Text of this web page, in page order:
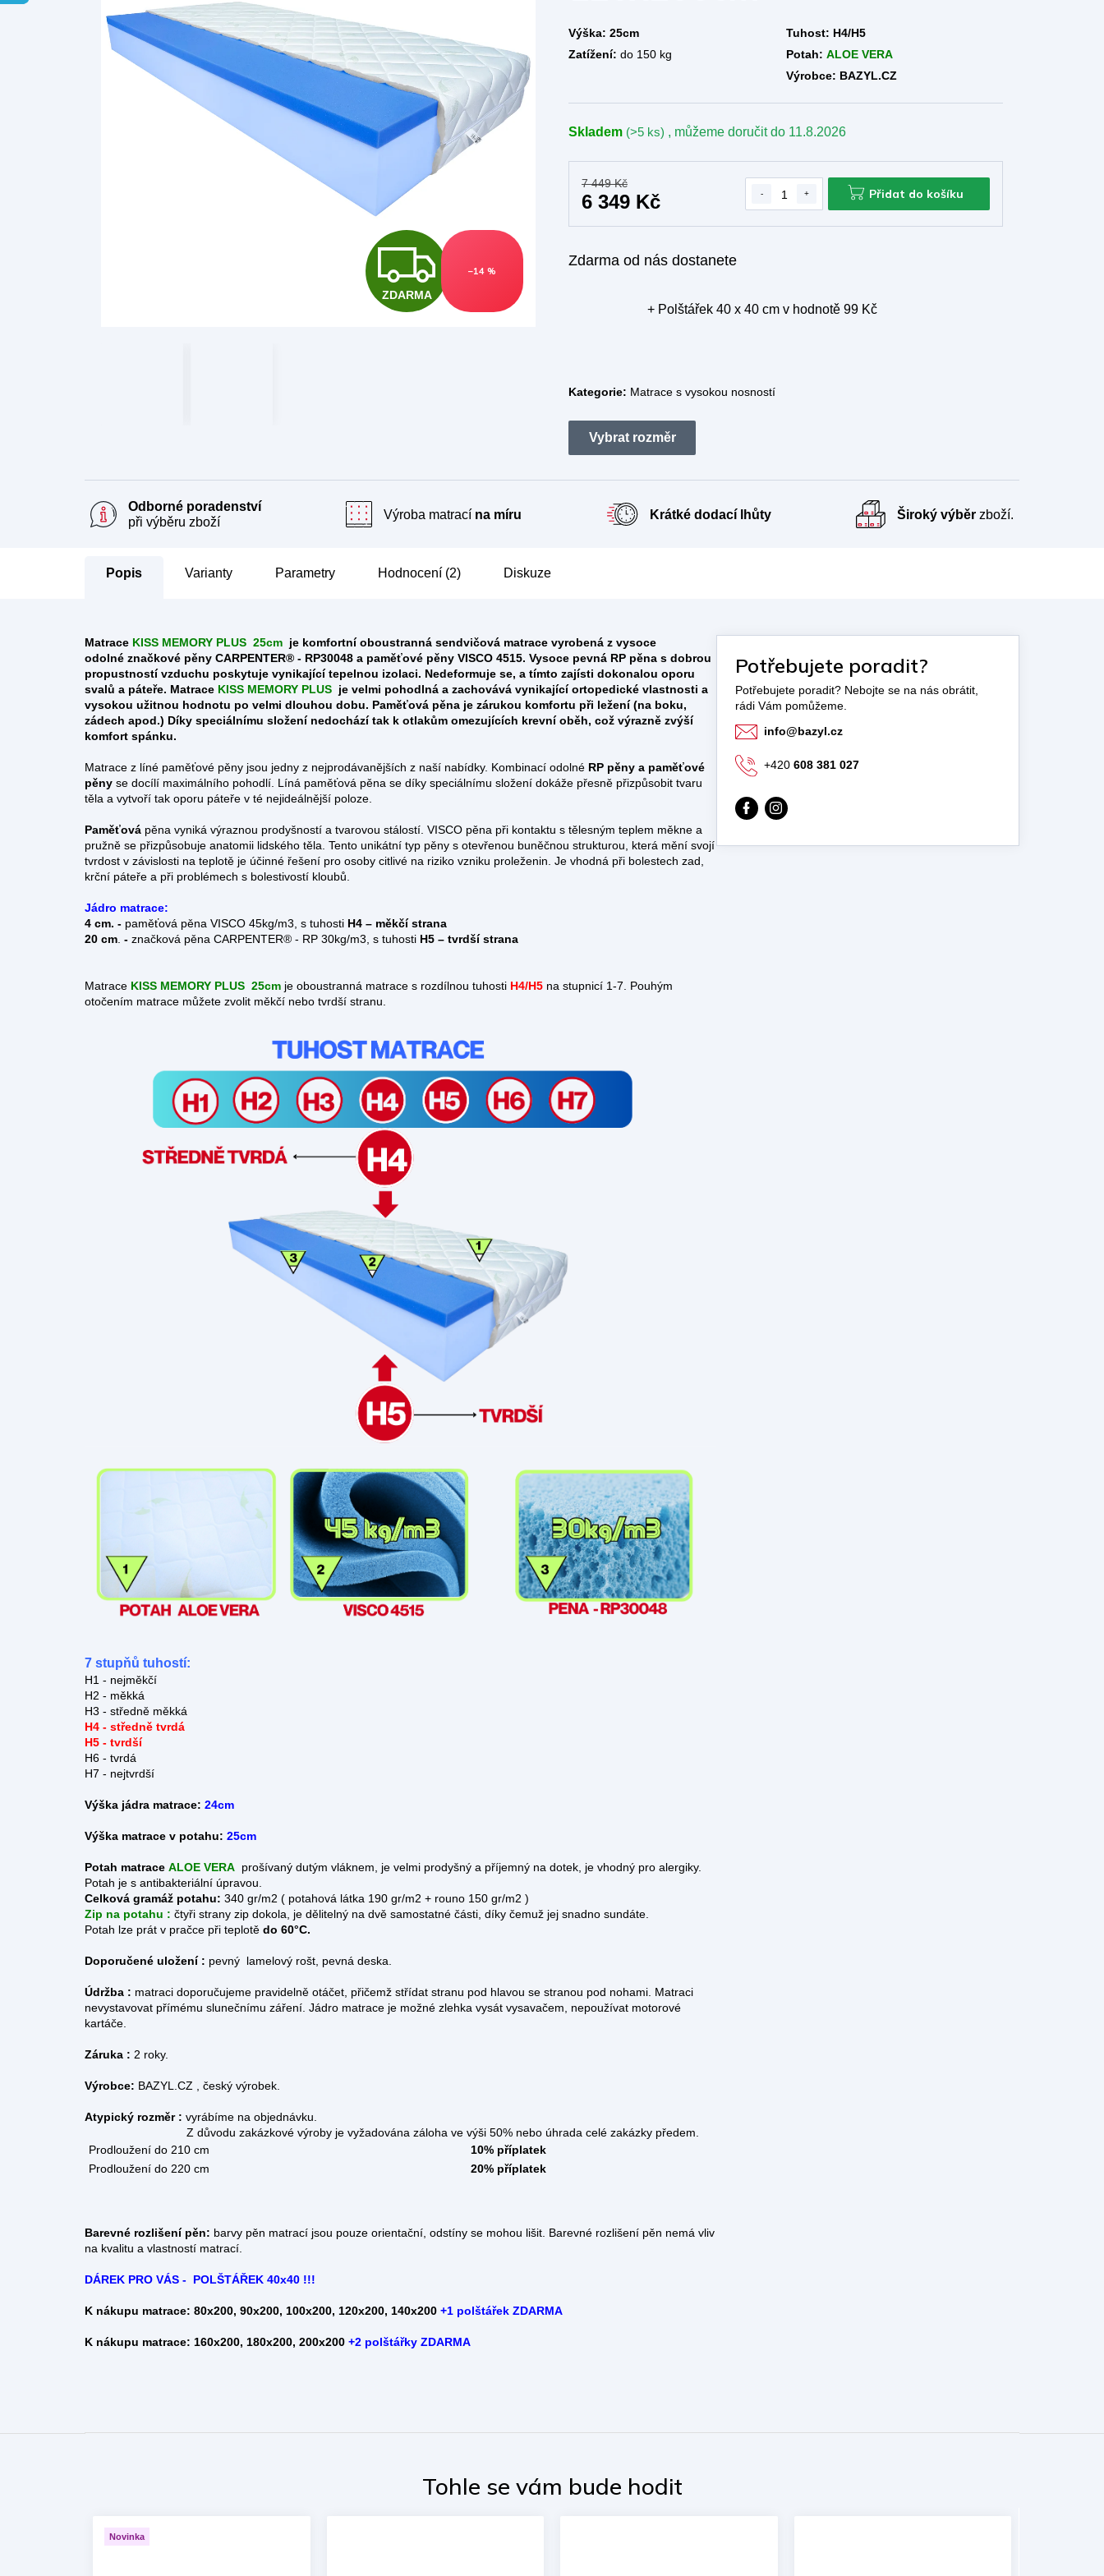
Z
D
M
A
ZDARMA
–14 %
Skladem (>5 ks) , můžeme doručit do 11.8.2026
Zdarma od nás dostanete
+ Polštářek 40 x 40 cm v hodnotě 99 Kč
Výška: 25cm Tuhost: H4/H5
Zatížení: do 150 kg Potah: ALOE VERA
Výrobce: BAZYL.CZ
Kategorie: Matrace s vysokou nosností
7 449 Kč
6 349 Kč Přidat do košíku
Odborné poradenství
při výběru zboží
Výroba matrací na míru Krátké dodací lhůty Široký výběrzboží.
Novinka
Popis Parametry Hodnocení (2) Diskuze
Matrace KISS MEMORY PLUS 25cm je komfortní oboustranná sendvičová matrace vyrobená z vysoce
odolné značkové pěny CARPENTER® - RP30048 a paměťové pěny VISCO 4515. Vysoce pevná RP pěna s dobrou
propustností vzduchu poskytuje vynikající tepelnou izolaci. Nedeformuje se, a tímto zajísti dokonalou oporu
svalů a páteře. Matrace KISS MEMORY PLUS je velmi pohodlná a zachovává vynikající ortopedické vlastnosti a
vysokou užitnou hodnotu po velmi dlouhou dobu. Paměťová pěna je zárukou komfortu při ležení (na boku,
zádech apod.) Díky speciálnímu složení nedochází tak k otlakům omezujících krevní oběh, což výrazně zvýší
komfort spánku.
Matrace z líné paměťové pěny jsou jedny z nejprodávanějších z naší nabídky. Kombinací odolné RP pěny a paměťové
pěny se docílí maximálního pohodlí. Líná paměťová pěna se díky speciálnímu složení dokáže přesně přizpůsobit tvaru
těla a vytvoří tak oporu páteře v té nejideálnější poloze.
Paměťová pěna vyniká výraznou prodyšností a tvarovou stálostí. VISCO pěna při kontaktu s tělesným teplem měkne a
pružně se přizpůsobuje anatomii lidského těla. Tento unikátní typ pěny s otevřenou buněčnou strukturou, která mění svojí
tvrdost v závislosti na teplotě je účinné řešení pro osoby citlivé na riziko vzniku proleženin. Je vhodná při bolestech zad,
krční páteře a při problémech s bolestivostí kloubů.
Jádro matrace:
4 cm. - paměťová pěna VISCO 45kg/m3, s tuhosti H4 – měkčí strana
20 cm - značková pěna CARPENTER® - RP 30kg/m3, s tuhosti H5 – tvrdší strana
Matrace KISS MEMORY PLUS 25cm je oboustranná matrace s rozdílnou tuhosti H4/H5 na stupnicí 1-7. Pouhým
otočením matrace můžete zvolit měkčí nebo tvrdší stranu.
7 stupňů tuhostí:
H1 - nejměkčí
H2 - měkká
H3 - středně měkká
H4 - středně tvrdá
H5 - tvrdší
H6 - tvrdá
H7 - nejtvrdší
Výška jádra matrace: 24cm
Výška matrace v potahu: 25cm
Potah matrace ALOE VERA prošívaný dutým vláknem, je velmi prodyšný a příjemný na dotek, je vhodný pro alergiky.
Potah je s antibakteriální úpravou.
Celková gramáž potahu: 340 gr/m2 ( potahová látka 190 gr/m2 + rouno 150 gr/m2 )
Zip na potahu : čtyři strany zip dokola, je dělitelný na dvě samostatné části, díky čemuž jej snadno sundáte.
Potah lze prát v pračce při teplotě do 60°C.
Doporučené uložení : pevný lamelový rošt, pevná deska.
Údržba : matraci doporučujeme pravidelně otáčet, přičemž střídat stranu pod hlavou se stranou pod nohami. Matraci
nevystavovat přímému slunečnímu záření. Jádro matrace je možné zlehka vysát vysavačem, nepoužívat motorové
kartáče.
Záruka : 2 roky.
Výrobce: BAZYL.CZ , český výrobek.
Atypický rozměr : vyrábíme na objednávku.
Z důvodu zakázkové výroby je vyžadována záloha ve výši 50% nebo úhrada celé zakázky předem.
Prodloužení do 210 cm
10% příplatek
Prodloužení do 220 cm
20% příplatek
Barevné rozlišení pěn: barvy pěn matrací jsou pouze orientační, odstíny se mohou lišit. Barevné rozlišení pěn nemá vliv
na kvalitu a vlastností matrací.
DÁREK PRO VÁS - POLŠTÁŘEK 40x40 !!!
K nákupu matrace: 80x200, 90x200, 100x200, 120x200, 140x200 +1 polštářek ZDARMA
K nákupu matrace: 160x200, 180x200, 200x200 +2 polštářky ZDARMA
Potřebujete poradit?
info@bazyl.cz
+420608 381 027